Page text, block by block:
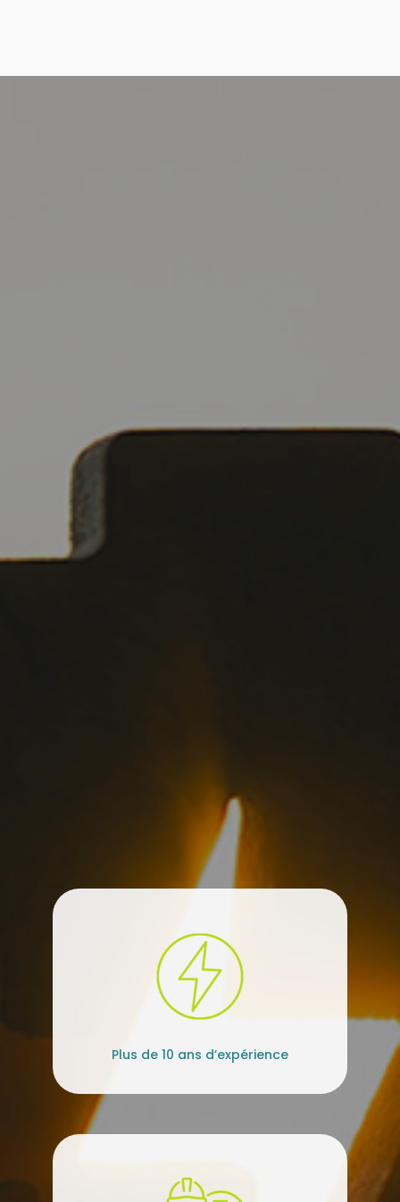
Plus de 10 ans d’expérience